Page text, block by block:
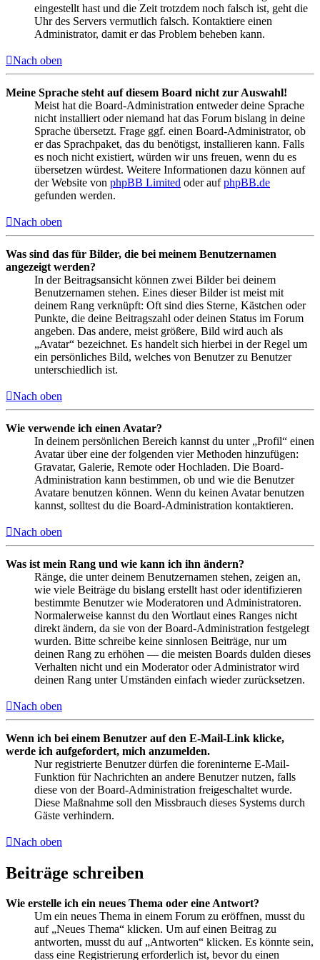
eingestellt hast und die Zeit trotzdem noch falsch ist, geht die
Uhr des Servers vermutlich falsch. Kontaktiere einen
Administrator, damit er das Problem beheben kann.
Nach oben
Meine Sprache steht auf diesem Board nicht zur Auswahl!
Meist hat die Board-Administration entweder deine Sprache
nicht installiert oder niemand hat das Forum bislang in deine
Sprache übersetzt. Frage ggf. einen Board-Administrator, ob
er das Sprachpaket, das du benötigst, installieren kann. Falls
es noch nicht existiert, würden wir uns freuen, wenn du es
übersetzen würdest. Weitere Informationen dazu können auf
der Website von phpBB Limited oder aufphpBB.de
gefunden werden.
Nach oben
Was sind das für Bilder, die bei meinem Benutzernamen
angezeigt werden?
In der Beitragsansicht können zwei Bilder bei deinem
Benutzernamen stehen. Eines dieser Bilder ist meist mit
deinem Rang verknüpft: Oft sind dies Sterne, Kästchen oder
Punkte, die deine Beitragszahl oder deinen Status im Forum
angeben. Das andere, meist größere, Bild wird auch als
„Avatar“ bezeichnet. Es handelt sich hierbei in der Regel um
ein persönliches Bild, welches von Benutzer zu Benutzer
unterschiedlich ist.
Nach oben
Wie verwende ich einen Avatar?
In deinem persönlichen Bereich kannst du unter „Profil“ einen
Avatar über eine der folgenden vier Methoden hinzufügen:
Gravatar, Galerie, Remote oder Hochladen. Die Board-
Administration kann bestimmen, ob und wie die Benutzer
Avatare benutzen können. Wenn du keinen Avatar benutzen
kannst, solltest du die Board-Administration kontaktieren.
Nach oben
Was ist mein Rang und wie kann ich ihn ändern?
Ränge, die unter deinem Benutzernamen stehen, zeigen an,
wie viele Beiträge du bislang erstellt hast oder identifizieren
bestimmte Benutzer wie Moderatoren und Administratoren.
Normalerweise kannst du den Wortlaut eines Ranges nicht
direkt ändern, da sie von der Board-Administration festgelegt
wurden. Bitte schreibe keine sinnlosen Beiträge, nur um
deinen Rang zu erhöhen — die meisten Boards dulden dieses
Verhalten nicht und ein Moderator oder Administrator wird
deinen Rang unter Umständen einfach wieder zurücksetzen.
Nach oben
Wenn ich bei einem Benutzer auf den E-Mail-Link klicke,
werde ich aufgefordert, mich anzumelden.
Nur registrierte Benutzer dürfen die foreninterne E-Mail-
Funktion für Nachrichten an andere Benutzer nutzen, falls
diese von der Board-Administration freigeschaltet wurde.
Diese Maßnahme soll den Missbrauch dieses Systems durch
Gäste verhindern.
Nach oben
Beiträge schreiben
Wie erstelle ich ein neues Thema oder eine Antwort?
Um ein neues Thema in einem Forum zu eröffnen, musst du
auf „Neues Thema“ klicken. Um auf einen Beitrag zu
antworten, musst du auf „Antworten“ klicken. Es könnte sein,
dass eine Registrierung erforderlich ist, bevor du einen